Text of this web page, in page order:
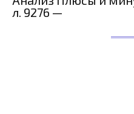
л. 9276 —